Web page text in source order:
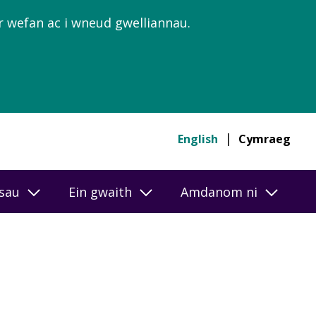
wefan ac i wneud gwelliannau.
English Cymraeg
Ein gwaith Amdanom ni